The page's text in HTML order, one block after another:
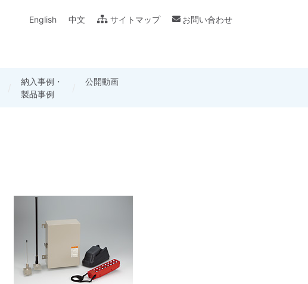
納入事例・
製品事例
公開動画
産業用カメラ
基礎講座
各種用語の説明
カタログ・
リーフレット
製品別仕様書・
English 中文 サイトマップ お問い合わせ